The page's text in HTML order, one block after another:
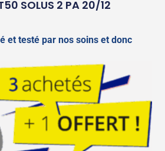
SOLUS 2 PA 20/12
et testé par nos soins et donc